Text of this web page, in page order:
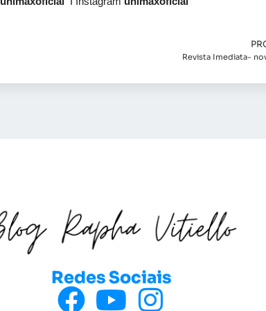
Revista Imediata-
Redes Sociais